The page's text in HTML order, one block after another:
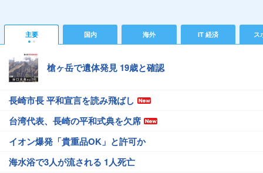
主要 国内 海外 IT 経済 ス
槍ヶ岳で遺体発見 19歳と確認
長崎市長 平和宣言を読み飛ばし
台湾代表、長崎の平和式典を欠席
イオン爆発「貴重品OK」と許可か
海水浴で3人が流される 1人死亡